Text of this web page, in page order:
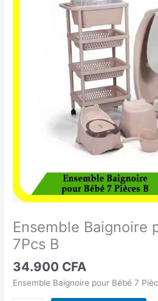
Ensemble Baignoire
7Pcs B
34.900 CFA
Ensemble Baignoire pour Bébé 7